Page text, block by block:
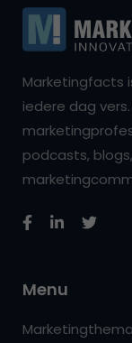
Marketingfacts
iedere dag
podcasts,
Menu